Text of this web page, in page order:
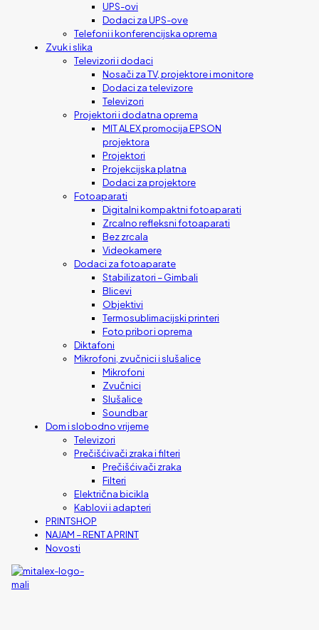
UPS-ovi
Dodaci za UPS-ove
Telefoni i konferencijska oprema
Zvuk i slika
Televizori i dodaci
Nosači za TV, projektore i monitore
Dodaci za televizore
Televizori
Projektori i dodatna oprema
MIT ALEX promocija EPSON
projektora
Projektori
Projekcijska platna
Dodaci za projektore
Fotoaparati
Digitalni kompaktni fotoaparati
Zrcalno refleksni fotoaparati
Bez zrcala
Videokamere
Dodaci za fotoaparate
Stabilizatori – Gimbali
Blicevi
Objektivi
Termosublimacijski printeri
Foto pribor i oprema
Diktafoni
Mikrofoni, zvučnici i slušalice
Mikrofoni
Zvučnici
Slušalice
Soundbar
Dom i slobodno vrijeme
Televizori
Prečišćivači zraka i filteri
Prečišćivači zraka
Filteri
Električna bicikla
Kablovi i adapteri
PRINTSHOP
NAJAM – RENT A PRINT
Novosti